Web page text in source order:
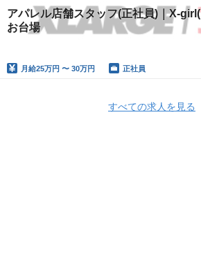
アパレル店舗スタッフ(正社員)｜X-
お台場
月給25万円 〜 30万円 正社員
すべての求人を見る